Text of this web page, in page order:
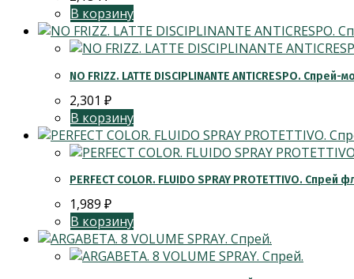
В корзину
NO FRIZZ. LATTE DISCIPLINANTE ANTICRESPO.
2,301 ₽
В корзину
PERFECT COLOR. FLUIDO SPRAY PROTETTIVO.
1,989 ₽
В корзину